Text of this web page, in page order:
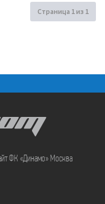
Страница 1из 1
ФК «Динамо» Москва